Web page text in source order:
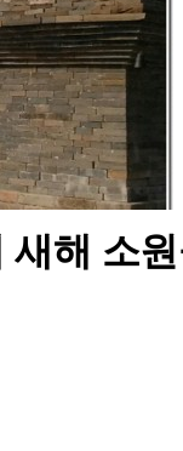
새해 소